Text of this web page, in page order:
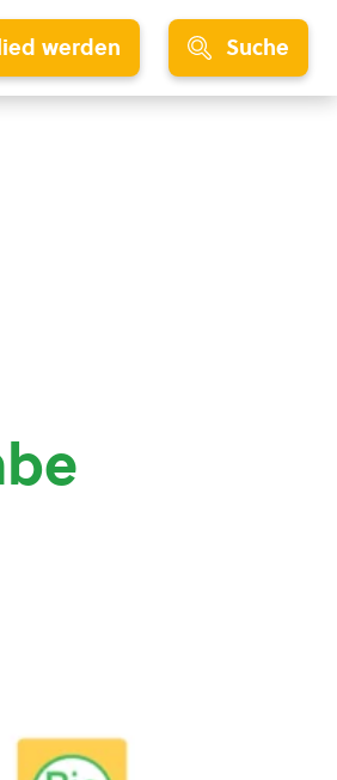
werden Suche